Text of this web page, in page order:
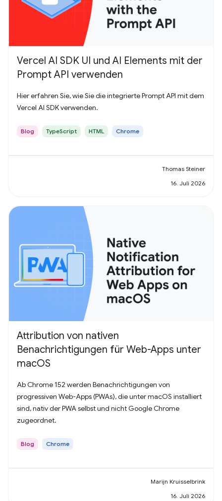
Vercel AI SDK UI und AI Elements mit der
Prompt API verwenden
Hier erfahren Sie, wie Sie die integrierte Prompt API mit dem
Vercel AI SDK verwenden.
Blog TypeScript HTML Chrome
Thomas Steiner
16. Juli 2026
Attribution von nativen
Benachrichtigungen für Web-Apps unter
macOS
Ab Chrome 152 werden Benachrichtigungen von
progressiven Web-Apps (PWAs), die unter macOS installiert
sind, nativ der PWA selbst und nicht Google Chrome
zugeordnet.
Blog Chrome
Marijn Kruisselbrink
16. Juli 2026